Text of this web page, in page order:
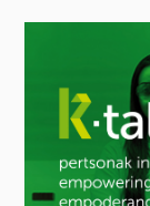
STEAM
2027:
Despertando